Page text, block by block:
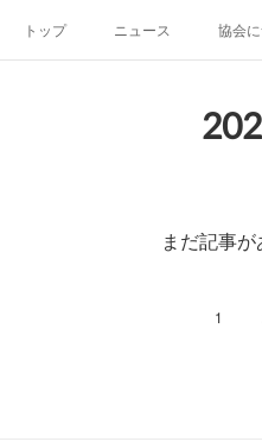
トップ ニュース 協会
まだ記事が
1